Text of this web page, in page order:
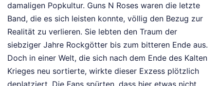
damaligen Popkultur. Guns N Roses waren die letzte
Band, die es sich leisten konnte, völlig den Bezug zur
Realität zu verlieren. Sie lebten den Traum der
siebziger Jahre Rockgötter bis zum bitteren Ende aus.
Doch in einer Welt, die sich nach dem Ende des Kalten
Krieges neu sortierte, wirkte dieser Exzess plötzlich